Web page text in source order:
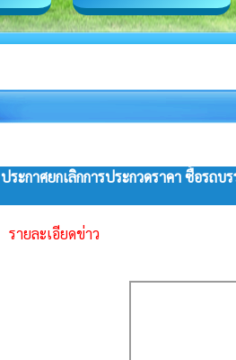
ประกาศยกเลิกการประกวดราคา ซื้อรถ
รายละเอียดข่าว